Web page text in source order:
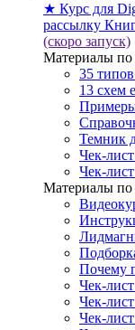
★ Курс для
рассылку
(скоро запуск)
Материалы по
35
13 схем
Темник
Чек-
Чек-
Материалы по
Почему
Чек-
Чек-
Чек-